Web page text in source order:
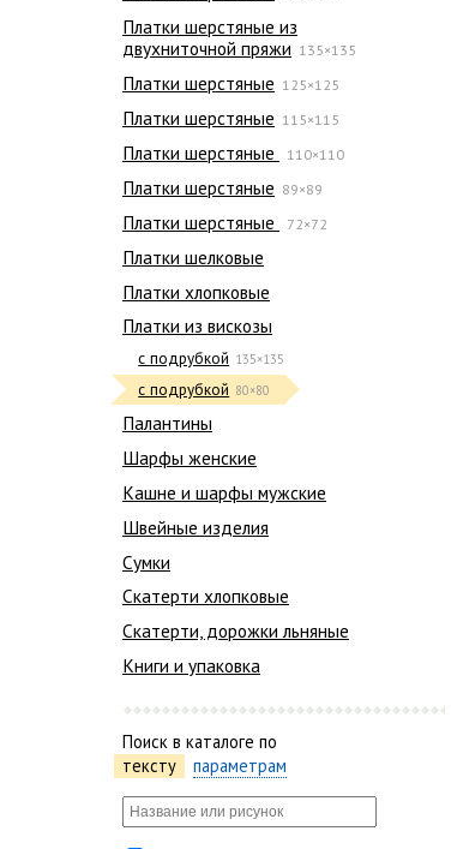
Платки шерстяные из
двухниточной пряжи 135×135
Платки шерстяные 125×125
Платки шерстяные 115×115
Платки шерстяные 110×110
Платки шерстяные 89×89
Платки шерстяные 72×72
Платки шелковые
Платки хлопковые
Платки из вискозы
с подрубкой 135×135
с подрубкой 80×80
Палантины
Шарфы женские
Кашне и шарфы мужские
Швейные изделия
Сумки
Скатерти хлопковые
Скатерти, дорожки льняные
Книги и упаковка
Поиск в каталоге по
тексту
параметрам